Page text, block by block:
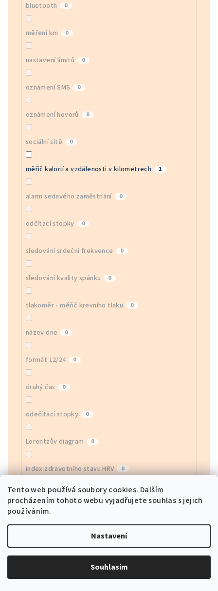
Tento web používá soubory cookies. Dalším
procházením tohoto webu vyjadřujete souhlas s jejich
používáním.
Nastavení
Souhlasím
bluetooth 0
měření km 0
nastavení limitů 0
oznámení SMS 0
oznámení hovorů 0
sociální sítě 0
měřič kalorií a vzdálenosti v kilometrech 1
alarm sedavého zaměstnání 0
odčítací stopky 0
sledování srdeční frekvence 0
sledování kvality spánku 0
tlakoměr - měřič krevního tlaku 0
název dne 0
formát 12/24 0
druhý čas 0
odečítací stopky 0
Lorentzův diagram 0
index zdravotního stavu HRV 0
monitor EGG
monitor krevního kyslíku 0
sledování srdeční frekvence APP 0
sportovní režimy 0